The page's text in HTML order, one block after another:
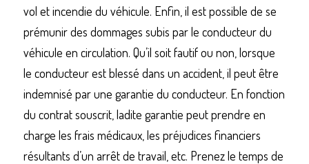
vol et incendie du véhicule. Enfin, il est possible de se
prémunir des dommages subis par le conducteur du
véhicule en circulation. Qu’il soit fautif ou non, lorsque
le conducteur est blessé dans un accident, il peut être
indemnisé par une garantie du conducteur. En fonction
du contrat souscrit, ladite garantie peut prendre en
charge les frais médicaux, les préjudices financiers
résultants d’un arrêt de travail, etc. Prenez le temps de